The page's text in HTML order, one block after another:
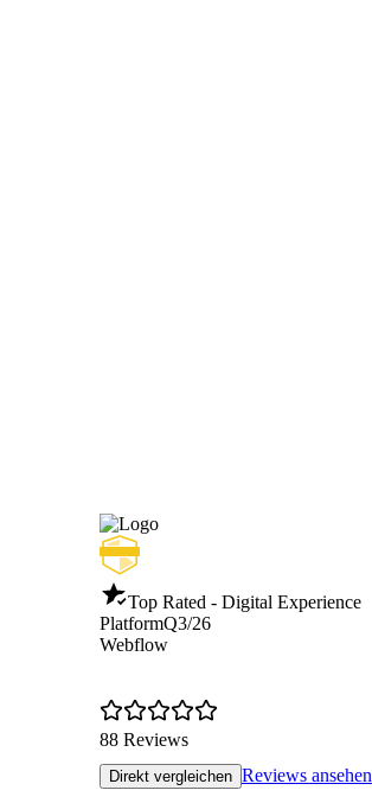
Top Rated - Digital Experience
PlatformQ3/26
Webflow
88 Reviews
Direkt vergleichen Reviews ansehen